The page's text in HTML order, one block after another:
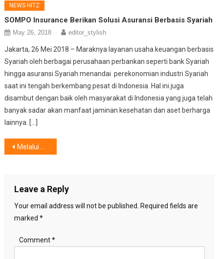
NEWS HITZ
SOMPO Insurance Berikan Solusi Asuransi Berbasis Syariah
May 26, 2018 editor_stylish
Jakarta, 26 Mei 2018 – Maraknya layanan usaha keuangan berbasis
Syariah oleh berbagai perusahaan perbankan seperti bank Syariah
hingga asuransi Syariah menandai perekonomian industri Syariah
saat ini tengah berkembang pesat di Indonesia. Hal ini juga
disambut dengan baik oleh masyarakat di Indonesia yang juga telah
banyak sadar akan manfaat jaminan kesehatan dan aset berharga
lainnya. […]
Post
Melalui Akses Produk dan Layanan, OMRON dan Apotek Alpro Perangi Hipertensi
Leave a Reply
Your email address will not be published. Required fields are
marked *
Comment*